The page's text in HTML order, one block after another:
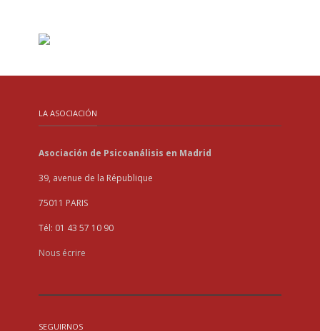
LA ASOCIACIÓN
Asociación de Psicoanálisis en Madrid
39, avenue de la République
75011 PARIS
Tél: 01 43 57 10 90
Nous écrire
SEGUIRNOS